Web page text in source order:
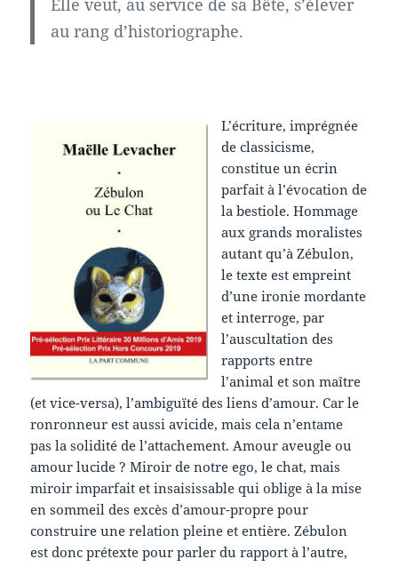
au rang d’historiographe.
L’écriture, imprégnée
de classicisme,
constitue un écrin
parfait à l’évocation de
la bestiole. Hommage
aux grands moralistes
autant qu’à Zébulon,
le texte est empreint
d’une ironie mordante
et interroge, par
l’auscultation des
rapports entre
l’animal et son maître
(et vice-versa), l’ambiguïté des liens d’amour. Car le
ronronneur est aussi avicide, mais cela n’entame
pas la solidité de l’attachement. Amour aveugle ou
amour lucide ? Miroir de notre ego, le chat, mais
miroir imparfait et insaisissable qui oblige à la mise
en sommeil des excès d’amour-propre pour
construire une relation pleine et entière. Zébulon
est donc prétexte pour parler du rapport à l’autre,